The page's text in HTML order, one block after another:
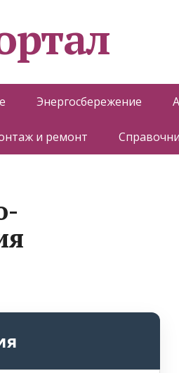
Энергосбережение
и ремонт